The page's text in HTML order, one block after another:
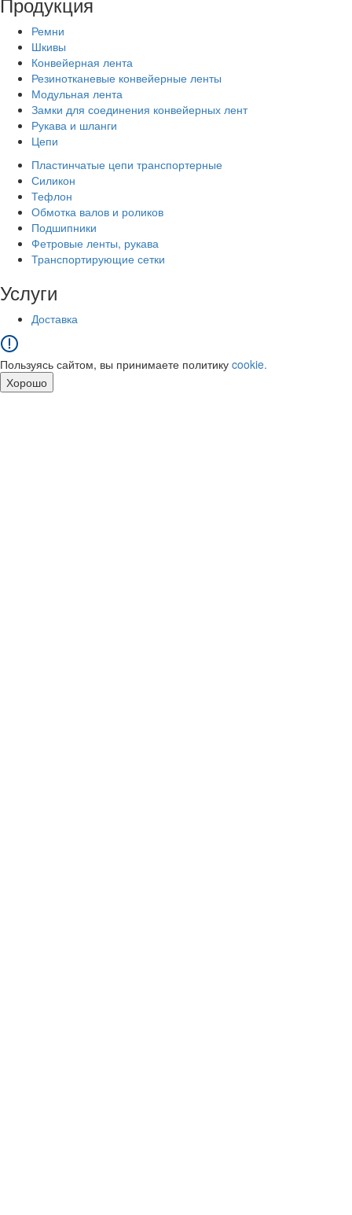
Ремни
Шкивы
Конвейерная лента
Резинотканевые конвейерные ленты
Модульная лента
Замки для соединения конвейерных лент
Рукава и шланги
Цепи
Пластинчатые цепи транспортерные
Силикон
Тефлон
Обмотка валов и роликов
Подшипники
Фетровые ленты, рукава
Транспортирующие сетки
Услуги
Доставка
Пользуясь сайтом, вы принимаете политику cookie.
Хорошо